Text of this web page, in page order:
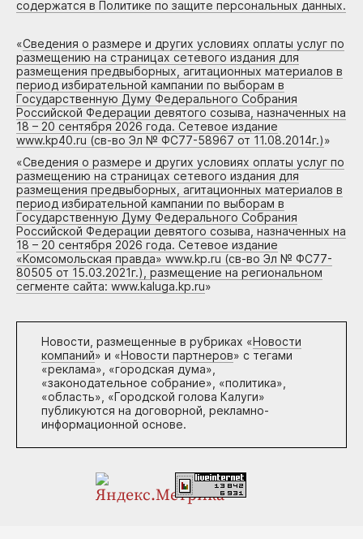
содержатся в Политике по защите персональных данных.
«Сведения о размере и других условиях оплаты услуг по
размещению на страницах сетевого издания для
размещения предвыборных, агитационных материалов в
период избирательной кампании по выборам в
Государственную Думу Федерального Собрания
Российской Федерации девятого созыва, назначенных на
18 – 20 сентября 2026 года. Сетевое издание
www.kp40.ru (св-во Эл № ФС77-58967 от 11.08.2014г.)»
«Сведения о размере и других условиях оплаты услуг по
размещению на страницах сетевого издания для
размещения предвыборных, агитационных материалов в
период избирательной кампании по выборам в
Государственную Думу Федерального Собрания
Российской Федерации девятого созыва, назначенных на
18 – 20 сентября 2026 года. Сетевое издание
«Комсомольская правда» www.kp.ru (св-во Эл № ФС77-
80505 от 15.03.2021г.), размещение на региональном
сегменте сайта: www.kaluga.kp.ru»
Новости, размещенные в рубриках «Новости
компаний» и «Новости партнеров» с тегами
«реклама», «городская дума»,
«законодательное собрание», «политика»,
«область», «Городской голова Калуги»
публикуются на договорной, рекламно-
информационной основе.